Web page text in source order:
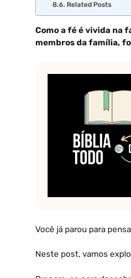
Related Posts
Como a fé é vivida na
membros da família,
Você já parou para
Neste post, vamos